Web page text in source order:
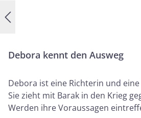
Debora kennt den Ausweg
Debora ist eine Richterin und
Sie zieht mit Barak in den Krieg
Werden ihre Voraussagen